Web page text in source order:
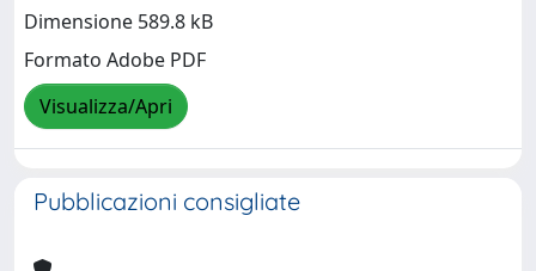
Dimensione 589.8 kB
Formato Adobe PDF
Visualizza/Apri
Pubblicazioni consigliate